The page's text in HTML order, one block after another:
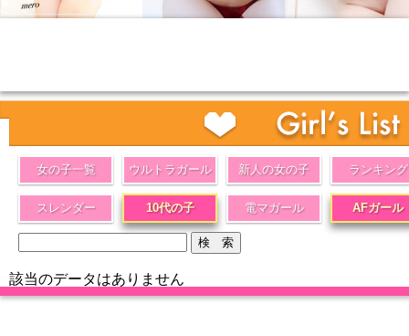
女の子一覧 ウルトラガール 新人の女の子 ランキング
スレンダー 10代の子 電マガール AFガール
該当のデータはありません